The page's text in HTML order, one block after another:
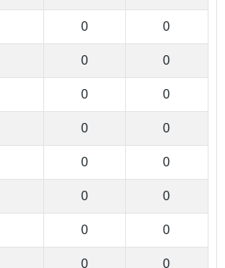
0 0
0 0
0 0
0 0
0 0
0 0
0 0
0 0